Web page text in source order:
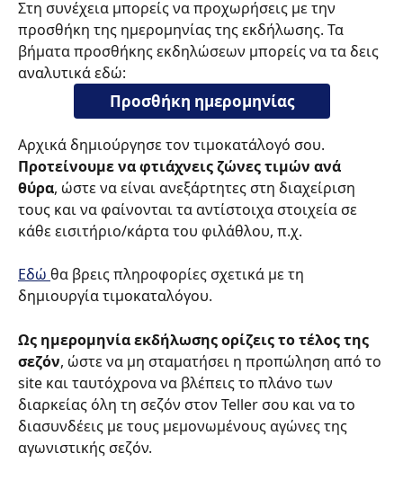
Στη συνέχεια μπορείς να προχωρήσεις με την
προσθήκη της ημερομηνίας της εκδήλωσης. Τα
βήματα προσθήκης εκδηλώσεων μπορείς να τα δεις
αναλυτικά εδώ:
Προσθήκη ημερομηνίας
Αρχικά δημιούργησε τον τιμοκατάλογό σου.
Προτείνουμε να φτιάχνεις ζώνες τιμών ανά
θύρα, ώστε να είναι ανεξάρτητες στη διαχείριση
τους και να φαίνονται τα αντίστοιχα στοιχεία σε
κάθε εισιτήριο/κάρτα του φιλάθλου, π.χ.
Εδώ θα βρεις πληροφορίες σχετικά με τη
δημιουργία τιμοκαταλόγου.
Ως ημερομηνία εκδήλωσης ορίζεις το τέλος της
σεζόν, ώστε να μη σταματήσει η προπώληση από το
site και ταυτόχρονα να βλέπεις το πλάνο των
διαρκείας όλη τη σεζόν στον Teller σου και να το
διασυνδέεις με τους μεμονωμένους αγώνες της
αγωνιστικής σεζόν.